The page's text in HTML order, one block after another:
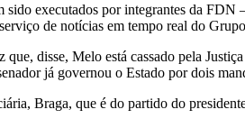
executados por integrantes da
de notícias em tempo real do
disse, Melo está cassado pela
já governou o Estado por dois
Braga, que é do partido do